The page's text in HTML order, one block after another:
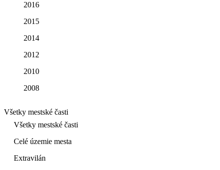
2016
2015
2014
2012
2010
2008
Všetky mestské časti
Všetky mestské časti
Celé územie mesta
Extravilán